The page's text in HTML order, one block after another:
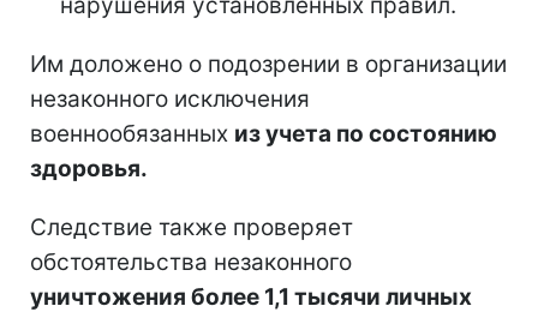
Им доложено о подозрении в организации
незаконного исключения
военнообязанных из учета по состоянию
здоровья.
Следствие также проверяет
обстоятельства незаконного
уничтожения более 1,1 тысячи личных